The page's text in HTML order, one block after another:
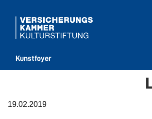
Kunstfoyer
19.02.2019